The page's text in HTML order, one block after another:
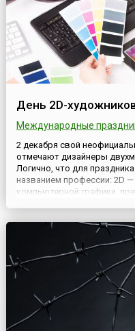
День 2D-
Международные
2 декабря свой
отмечают дизайнеры
Логично, что для
названием профессии: 2D
компьютерной графики,
они работают в